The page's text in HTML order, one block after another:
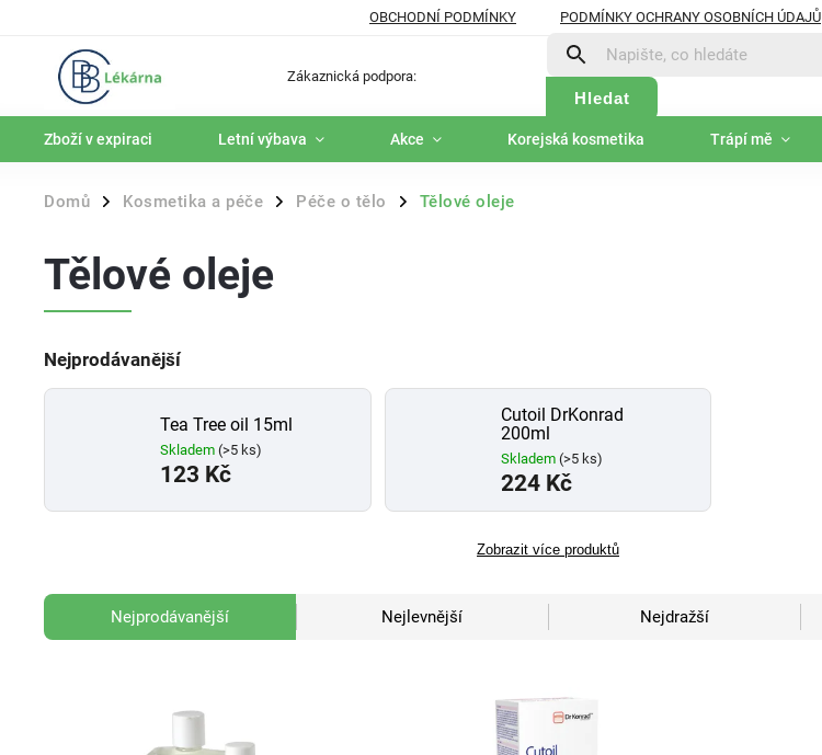
OBCHODNÍ PODMÍNKY PODMÍNKY OCHRANY OSOBNÍCH ÚDAJŮ
Zákaznická podpora:
Hledat
Zboží v expiraci Letní výbava Akce Korejská kosmetika Trápí mě
Domů / Kosmetika a péče / Péče o tělo / Tělové oleje
Tělové oleje
Nejprodávanější
Tea Tree oil 15ml
Skladem (>5 ks)
123 Kč
Cutoil DrKonrad
200ml
Skladem (>5 ks)
224 Kč
Zobrazit více produktů
Nejprodávanější Nejlevnější Nejdražší